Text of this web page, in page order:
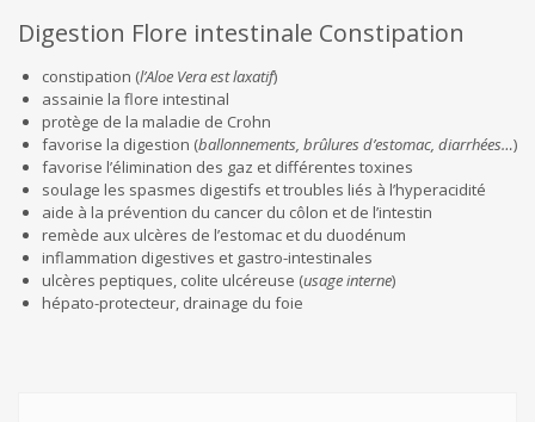
Digestion Flore intestinale Constipation
constipation (l’Aloe Vera est laxatif)
assainie la flore intestinal
protège de la maladie de Crohn
favorise la digestion (ballonnements, brûlures d’estomac, diarrhées…)
favorise l’élimination des gaz et différentes toxines
soulage les spasmes digestifs et troubles liés à l’hyperacidité
aide à la prévention du cancer du côlon et de l’intestin
remède aux ulcères de l’estomac et du duodénum
inflammation digestives et gastro-intestinales
ulcères peptiques, colite ulcéreuse (usage interne)
hépato-protecteur, drainage du foie